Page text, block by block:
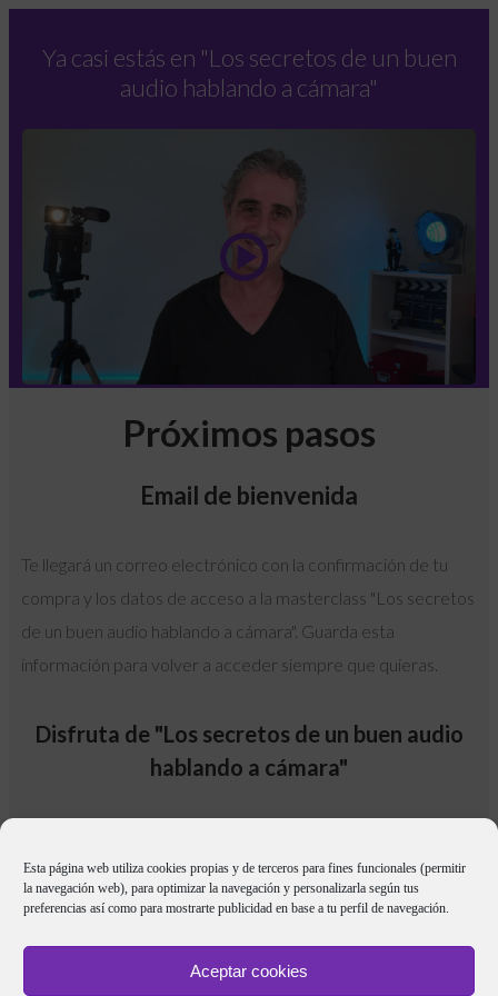
Esta página web utiliza cookies propias y de terceros para fines funcionales (permitir
la navegación web), para optimizar la navegación y personalizarla según tus
preferencias así como para mostrarte publicidad en base a tu perfil de navegación.
Aceptar cookies
Ya casi estás en "Los secretos de un buen
audio hablando a cámara"
Próximos pasos
Email de bienvenida
Te llegará un correo electrónico con la confirmación de tu
compra y los datos de acceso a la masterclass "Los secretos
de un buen audio hablando a cámara". Guarda esta
información para volver a acceder siempre que quieras.
Disfruta de "Los secretos de un buen audio
hablando a cámara"
quieras.